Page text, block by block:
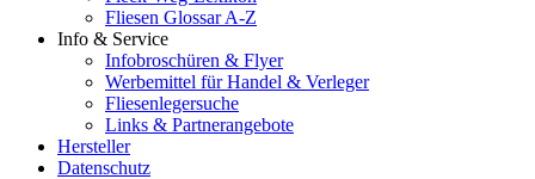
Fliesen Glossar A-Z
Info & Service
Infobroschüren & Flyer
Werbemittel für Handel & Verleger
Fliesenlegersuche
Links & Partnerangebote
Hersteller
Datenschutz